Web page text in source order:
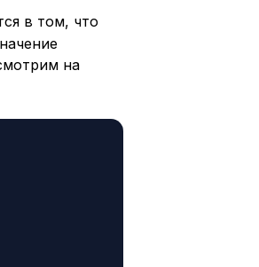
в том, что
на